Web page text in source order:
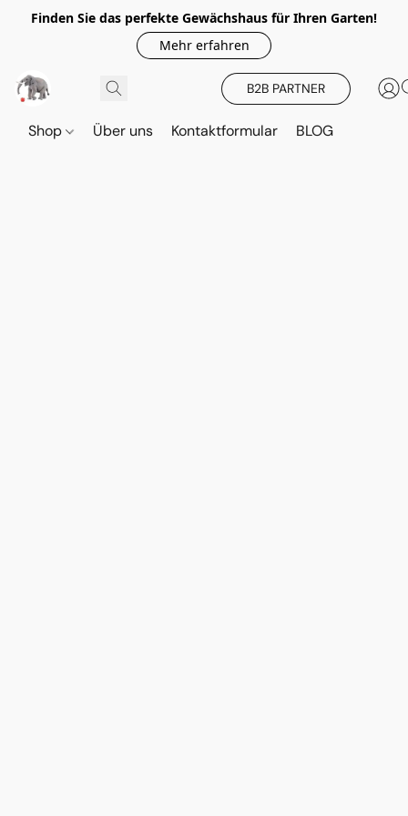
Finden Sie das perfekte Gewächshaus für Ihren Garten!
Mehr erfahren
B2B PARTNER
Shop Über uns Kontaktformular BLOG